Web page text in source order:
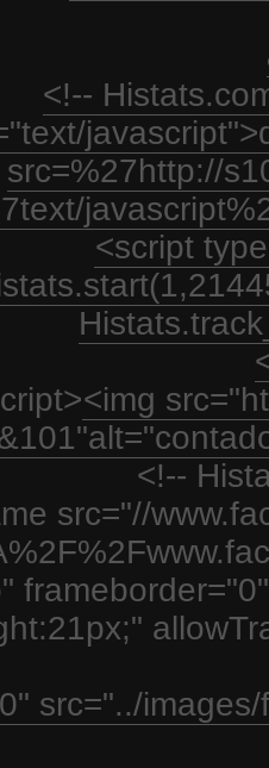
<!--
src=%27http://
<script
<img
<!--
src="//
src="../